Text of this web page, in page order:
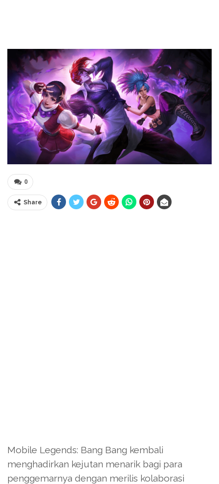
0
Share
Mobile Legends: Bang Bang kembali
menghadirkan kejutan menarik bagi para
penggemarnya dengan merilis kolaborasi